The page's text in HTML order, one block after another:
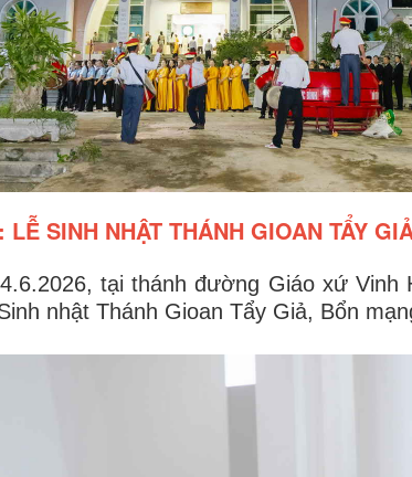
LỄ SINH NHẬT THÁNH GIOAN TẨY
tại thánh đường Giáo xứ Vinh
nhật Thánh Gioan Tẩy Giả, Bổn